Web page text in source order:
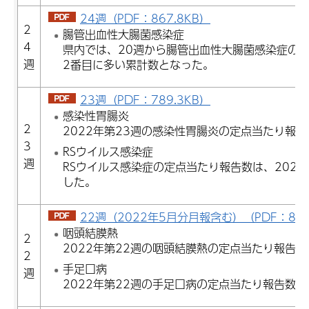
2
4
週
24週（PDF：867.8KB）
腸管出血性大腸菌感染症
県内では、20週から腸管出血性大腸菌感染症の
2番目に多い累計数となった。
2
3
週
23週（PDF：789.3KB）
感染性胃腸炎
2022年第23週の感染性胃腸炎の定点当たり報
RSウイルス感染症
RSウイルス感染症の定点当たり報告数は、
した。
2
2
週
22週（2022年5月分月報含む）（PDF：
咽頭結膜熱
2022年第22週の咽頭結膜熱の定点当たり報告
手足口病
2022年第22週の手足口病の定点当たり報告数